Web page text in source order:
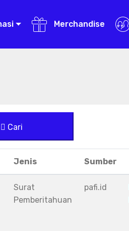
Merchandise
Cari
Jenis Sumber
Surat
Pemberitahuan
pafi.id